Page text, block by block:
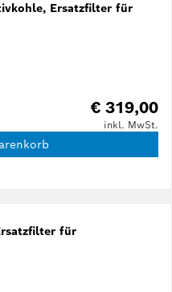
Ersatzfilter für
€ 319,00
inkl. MwSt.
für